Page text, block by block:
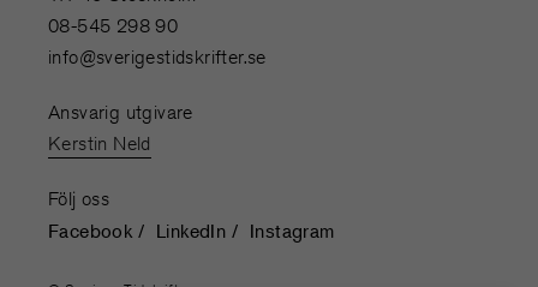
08-545 298 90
info@sverigestidskrifter.se
Ansvarig utgivare
Kerstin Neld
Följ oss
Facebook LinkedIn Instagram